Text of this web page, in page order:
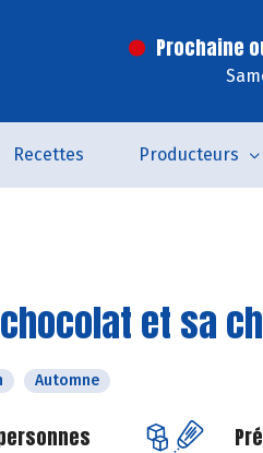
Prochaine
Recettes Producteurs
et sa
Automne